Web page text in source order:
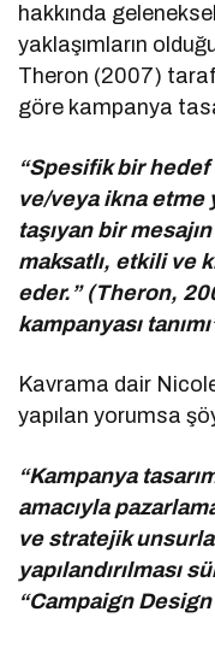
hakkında
yaklaşımların
Theron (2007)
göre kampanya
“Spesifik bir
ve/veya ikna etme
taşıyan bir
maksatlı, etkili ve
eder.” (Theron,
kampanyası
Kavrama dair
yapılan yorumsa
“Kampanya
amacıyla
ve stratejik
yapılandırılması
“Campaign